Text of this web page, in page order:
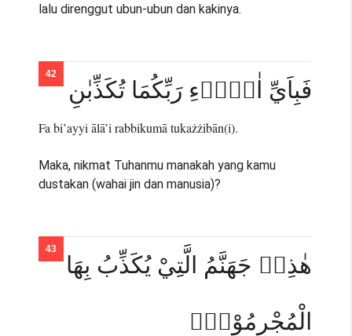
lalu direnggut ubun-ubun dan kakinya.
فَبِاَيِّ اٰلَاۤءِ رَبِّكُمَا تُكَذِّبٰنِ
Fa bi’ayyi ālā’i rabbikumā tukażżibān(i).
Maka, nikmat Tuhanmu manakah yang kamu
dustakan (wahai jin dan manusia)?
هٰذِهٖ جَهَنَّمُ الَّتِيْ يُكَذِّبُ بِهَا
الْمُجْرِمُوْنَۘ